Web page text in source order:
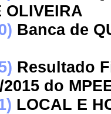
OLIVEIRA
Banca de
Resultado
do
LOCAL E